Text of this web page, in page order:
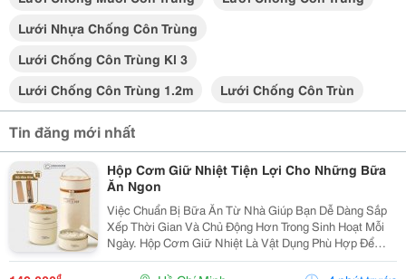
Lưới Nhựa Chống Côn Trùng
Lưới Chống Côn Trùng Kl 3
Lưới Chống Côn Trùng 1.2m
Lưới Chống Côn Trùn
Tin đăng mới nhất
Hộp Cơm Giữ Nhiệt Tiện Lợi Cho Những Bữa
Ăn Ngon
Việc Chuẩn Bị Bữa Ăn Từ Nhà Giúp Bạn Dễ Dàng Sắp
Xếp Thời Gian Và Chủ Động Hơn Trong Sinh Hoạt Mỗi
Ngày. Hộp Cơm Giữ Nhiệt Là Vật Dụng Phù Hợp Để
Mang Theo Cơm Và Các Món Ăn Kèm Khi Đi Học, Đi
Làm Hoặc Tham Gia Những Chuyến Đi. Chọn Hộp Theo